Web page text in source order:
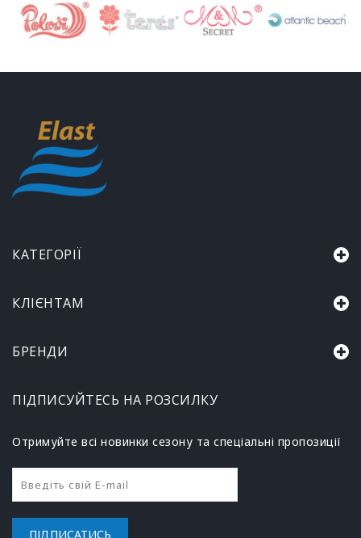
КАТЕГОРІЇ
КЛІЄНТАМ
БРЕНДИ
ПІДПИСУЙТЕСЬ НА РОЗСИЛКУ
Отримуйте всі новинки сезону та спеціальні пропозиції
ПІДПИСАТИСЬ